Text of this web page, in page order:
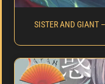
SISTER AND GIANT